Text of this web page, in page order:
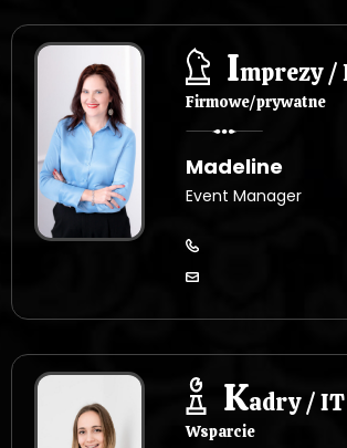
Imprezy /
Firmowe/prywatne
Madeline
Event Manager
Kadry / IT
Wsparcie